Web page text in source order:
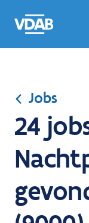
naar
een
een
job
naar
Jobs
24